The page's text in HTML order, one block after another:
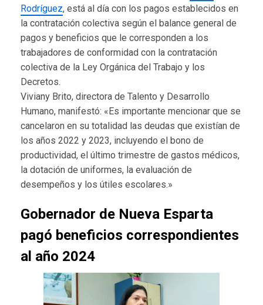
Rodríguez, está al día con los pagos establecidos en
la contratación colectiva según el balance general de
pagos y beneficios que le corresponden a los
trabajadores de conformidad con la contratación
colectiva de la Ley Orgánica del Trabajo y los
Decretos.
Viviany Brito, directora de Talento y Desarrollo
Humano, manifestó: «Es importante mencionar que se
cancelaron en su totalidad las deudas que existían de
los años 2022 y 2023, incluyendo el bono de
productividad, el último trimestre de gastos médicos,
la dotación de uniformes, la evaluación de
desempeños y los útiles escolares.»
Gobernador de Nueva Esparta
pagó beneficios correspondientes
al año 2024